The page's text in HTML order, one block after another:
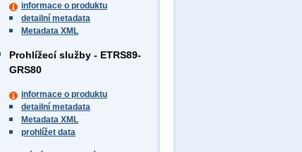
informace o produktu
detailní metadata
Metadata XML
Prohlížecí služby - ETRS89-
GRS80
informace o produktu
detailní metadata
Metadata XML
prohlížet data